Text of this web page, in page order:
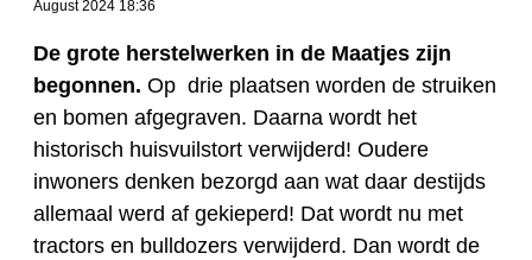
August 2024 18:36
De grote herstelwerken in de Maatjes zijn
begonnen. Op drie plaatsen worden de struiken
en bomen afgegraven. Daarna wordt het
historisch huisvuilstort verwijderd! Oudere
inwoners denken bezorgd aan wat daar destijds
allemaal werd af gekieperd! Dat wordt nu met
tractors en bulldozers verwijderd. Dan wordt de